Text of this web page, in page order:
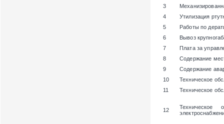
3
4
Утилизация
5
Работы по
6
Вывоз
7
Плата за
8
Содержание
9
Содержание
10
Техническое
11
Техническое
12
Техническое